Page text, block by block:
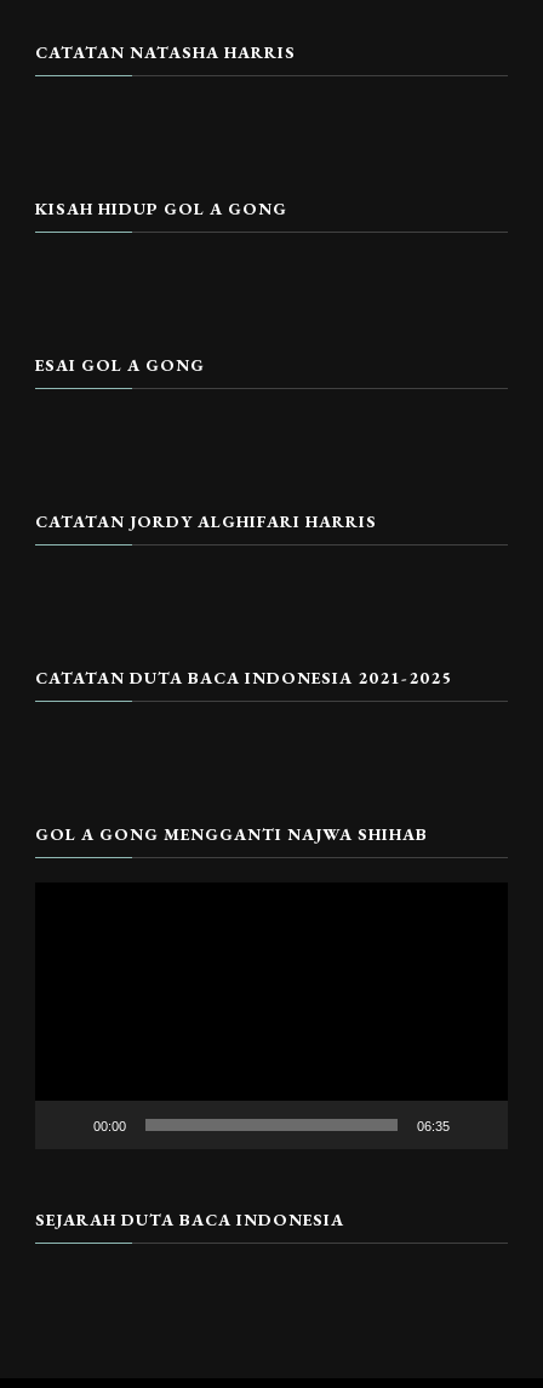
CATATAN NATASHA HARRIS
KISAH HIDUP GOL A GONG
ESAI GOL A GONG
CATATAN JORDY ALGHIFARI HARRIS
CATATAN DUTA BACA INDONESIA 2021-2025
GOL A GONG MENGGANTI NAJWA SHIHAB
00:00 06:35
SEJARAH DUTA BACA INDONESIA